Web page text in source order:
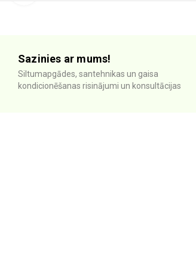
Sazinies ar mums!
Siltumapgādes, santehnikas un gaisa
kondicionēšanas risinājumi un konsultācijas